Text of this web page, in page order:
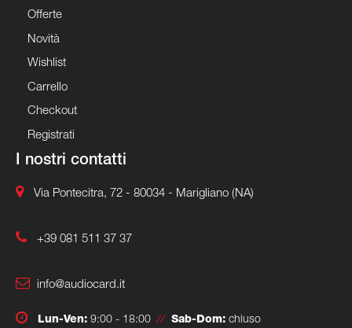
Offerte
Novità
Wishlist
Carrello
Checkout
Registrati
I nostri contatti
Via Pontecitra, 72 - 80034 - Marigliano (NA)
+39 081 511 37 37
info@audiocard.it
Lun-Ven: 9:00 - 18:00// Sab-Dom: chiuso